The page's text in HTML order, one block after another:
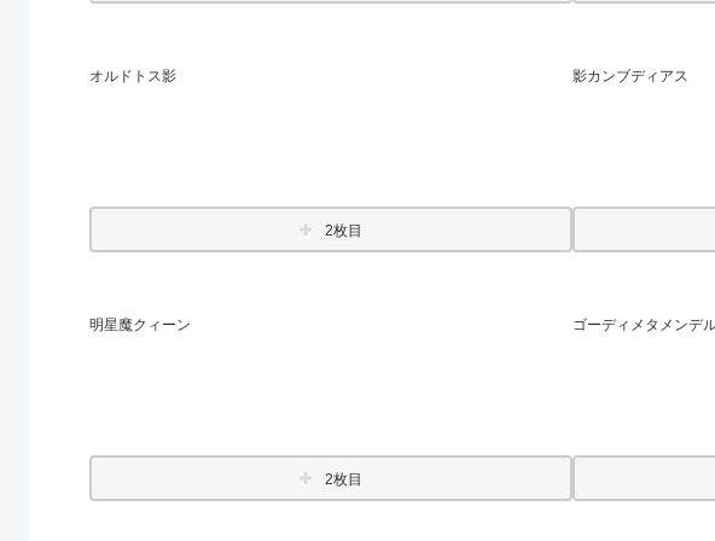
オルドトス影 影カンブディアス
2枚目
明星魔クィーン ゴーディメタメンデ
2枚目